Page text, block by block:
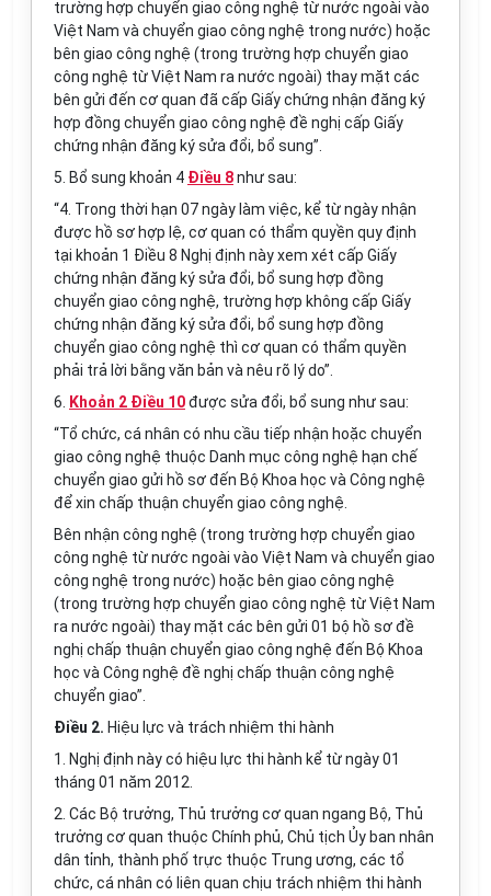
trường hợp chuyển giao công nghệ từ nước ngoài vào
Việt Nam và chuyển giao công nghệ trong nước) hoặc
bên giao công nghệ (trong trường hợp chuyển giao
công nghệ từ Việt Nam ra nước ngoài) thay mặt các
bên gửi đến cơ quan đã cấp Giấy chứng nhận đăng ký
hợp đồng chuyển giao công nghệ đề nghị cấp Giấy
chứng nhận đăng ký sửa đổi, bổ sung”.
5. Bổ sung khoản 4 Điều 8như sau:
“4. Trong thời hạn 07 ngày làm việc, kể từ ngày nhận
được hồ sơ hợp lệ, cơ quan có thẩm quyền quy định
tại khoản 1 Điều 8 Nghị định này xem xét cấp Giấy
chứng nhận đăng ký sửa đổi, bổ sung hợp đồng
chuyển giao công nghệ, trường hợp không cấp Giấy
chứng nhận đăng ký sửa đổi, bổ sung hợp đồng
chuyển giao công nghệ thì cơ quan có thẩm quyền
phải trả lời bằng văn bản và nêu rõ lý do”.
6.
Khoản 2 Điều 10được sửa đổi, bổ sung như sau:
“Tổ chức, cá nhân có nhu cầu tiếp nhận hoặc chuyển
giao công nghệ thuộc Danh mục công nghệ hạn chế
chuyển giao gửi hồ sơ đến Bộ Khoa học và Công nghệ
để xin chấp thuận chuyển giao công nghệ.
Bên nhận công nghệ (trong trường hợp chuyển giao
công nghệ từ nước ngoài vào Việt Nam và chuyển giao
công nghệ trong nước) hoặc bên giao công nghệ
(trong trường hợp chuyển giao công nghệ từ Việt Nam
ra nước ngoài) thay mặt các bên gửi 01 bộ hồ sơ đề
nghị chấp thuận chuyển giao công nghệ đến Bộ Khoa
học và Công nghệ đề nghị chấp thuận công nghệ
chuyển giao”.
Điều 2. Hiệu lực và trách nhiệm thi hành
1. Nghị định này có hiệu lực thi hành kể từ ngày 01
tháng 01 năm 2012.
2. Các Bộ trưởng, Thủ trưởng cơ quan ngang Bộ, Thủ
trưởng cơ quan thuộc Chính phủ, Chủ tịch Ủy ban nhân
dân tỉnh, thành phố trực thuộc Trung ương, các tổ
chức, cá nhân có liên quan chịu trách nhiệm thi hành